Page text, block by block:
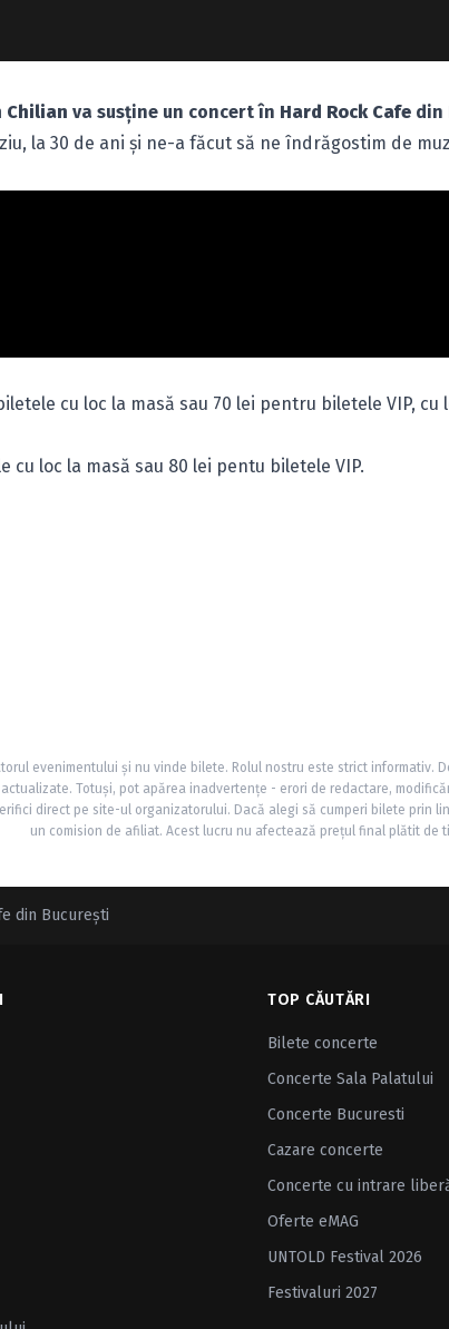
Chilian va susţine un concert în Hard Rock Cafe din
la 30 de ani şi ne-a făcut să ne îndrăgostim de
cu loc la masă sau 70 lei pentru biletele VIP, cu
cu loc la masă sau 80 lei pentu biletele VIP.
evenimentului și nu vinde bilete. Rolul nostru este strict informativ.
Totuși, pot apărea inadvertențe - erori de redactare,
direct pe site-ul organizatorului. Dacă alegi să cumperi bilete prin
un comision de afiliat. Acest lucru nu afectează prețul final plătit de
din Bucureşti
TOP CĂUTĂRI
Bilete concerte
Concerte Sala Palatului
Concerte Bucuresti
Cazare concerte
Concerte cu intrare
Oferte eMAG
UNTOLD Festival 2026
Festivaluri 2027